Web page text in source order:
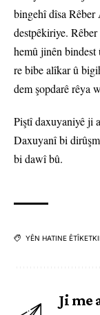
bingehî dîsa
destpêkiriye.
hemû jinên
re bibe alîkar û
dem şopdarê rêya
Piştî daxuyaniyê ji
Daxuyanî bi
bi dawî bû.
YÊN HATINE
Ji me